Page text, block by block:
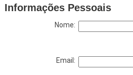
Informações Pessoais
Nome:
Email: